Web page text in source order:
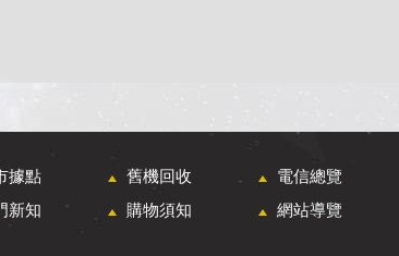
據點 舊機回收
電信總覽
新知 購物須知 網站導覽